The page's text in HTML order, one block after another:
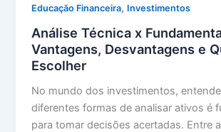
Educação Financeira, Investimentos
Análise Técnica x
Vantagens, Desvantagens e
Escolher
No mundo dos investimentos,
diferentes formas de analisar ativos é
para tomar decisões acertadas. Entre